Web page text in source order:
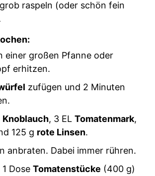
grob raspeln (oder schön fein
einer großen Pfanne oder
erhitzen.
zufügen und 2 Minuten
Knoblauch, 3 EL Tomatenmark,
125 g rote Linsen.
anbraten. Dabei immer rühren.
1 Dose Tomatenstücke (400 g)